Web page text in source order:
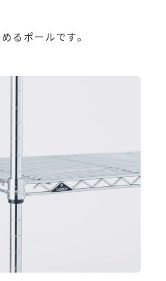
るポールです。